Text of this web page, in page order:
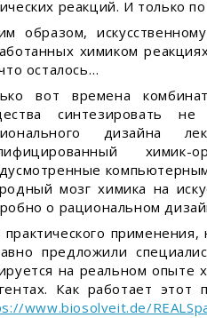
реакций. И только
образом,
химиком
осталось…
вот времена
синтезировать
дизайна
мозг химика на
о рациональном
предложили
на реальном опыте
Как работает
www.biosolveit.de/